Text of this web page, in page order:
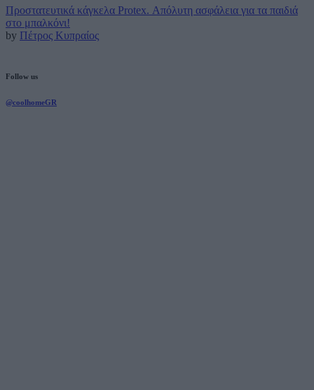
Προστατευτικά κάγκελα Protex. Απόλυτη ασφάλεια για τα παιδιά
στο μπαλκόνι!
by Πέτρος Κυπραίος
Follow us
@coolhomeGR